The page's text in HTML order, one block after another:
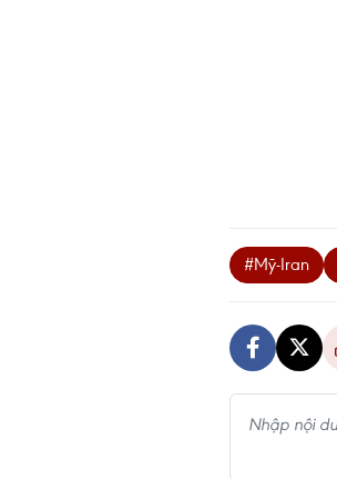
#Mỹ-Iran